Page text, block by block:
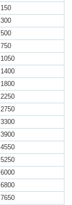
150
300
500
750
1050
1400
1800
2250
2750
3300
3900
4550
5250
6000
6800
7650